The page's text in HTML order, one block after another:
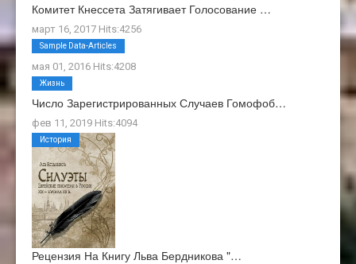
Комитет Кнессета Затягивает Голосование …
март 16, 2017 Hits:4256
О Нас
мая 01, 2016 Hits:4208
Sample Data-Articles
Число Зарегистрированных Случаев Гомофоб…
фев 11, 2019 Hits:4094
Жизнь
Рецензия На Книгу Льва Бердникова "…
История